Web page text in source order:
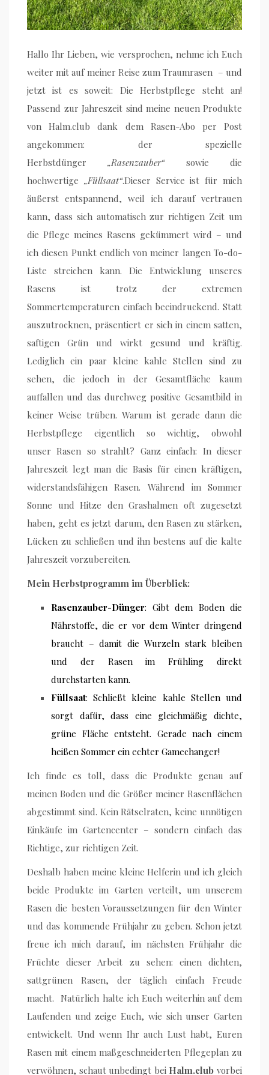
Hallo Ihr Lieben, wie versprochen, nehme ich Euch
weiter mit auf meiner Reise zum Traumrasen – und
jetzt ist es soweit: Die Herbstpflege steht an!
Passend zur Jahreszeit sind meine neuen Produkte
von Halm.club dank dem Rasen-Abo per Post
angekommen: der spezielle
Herbstdünger„Rasenzauber“sowie die
hochwertige „Füllsaat“.Dieser Service ist für mich
äußerst entspannend, weil ich darauf vertrauen
kann, dass sich automatisch zur richtigen Zeit um
die Pflege meines Rasens gekümmert wird – und
ich diesen Punkt endlich von meiner langen To-do-
Liste streichen kann. Die Entwicklung unseres
Rasens ist trotz der extremen
Sommertemperaturen einfach beeindruckend. Statt
auszutrocknen, präsentiert er sich in einem satten,
saftigen Grün und wirkt gesund und kräftig.
Lediglich ein paar kleine kahle Stellen sind zu
sehen, die jedoch in der Gesamtfläche kaum
auffallen und das durchweg positive Gesamtbild in
keiner Weise trüben. Warum ist gerade dann die
Herbstpflege eigentlich so wichtig, obwohl
unser Rasen so strahlt? Ganz einfach: In dieser
Jahreszeit legt man die Basis für einen kräftigen,
widerstandsfähigen Rasen. Während im Sommer
Sonne und Hitze den Grashalmen oft zugesetzt
haben, geht es jetzt darum, den Rasen zu stärken,
Lücken zu schließen und ihn bestens auf die kalte
Jahreszeit vorzubereiten.
Mein Herbstprogramm im Überblick:
Rasenzauber-Dünger: Gibt dem Boden die
Nährstoffe, die er vor dem Winter dringend
braucht – damit die Wurzeln stark bleiben
und der Rasen im Frühling direkt
durchstarten kann.
Füllsaat: Schließt kleine kahle Stellen und
sorgt dafür, dass eine gleichmäßig dichte,
grüne Fläche entsteht. Gerade nach einem
heißen Sommer ein echter Gamechanger!
Ich finde es toll, dass die Produkte genau auf
meinen Boden und die Größer meiner Rasenflächen
abgestimmt sind. Kein Rätselraten, keine unnötigen
Einkäufe im Gartencenter – sondern einfach das
Richtige, zur richtigen Zeit.
Deshalb haben meine kleine Helferin und ich gleich
beide Produkte im Garten verteilt, um unserem
Rasen die besten Voraussetzungen für den Winter
und das kommende Frühjahr zu geben. Schon jetzt
freue ich mich darauf, im nächsten Frühjahr die
Früchte dieser Arbeit zu sehen: einen dichten,
sattgrünen Rasen, der täglich einfach Freude
macht. Natürlich halte ich Euch weiterhin auf dem
Laufenden und zeige Euch, wie sich unser Garten
entwickelt. Und wenn Ihr auch Lust habt, Euren
Rasen mit einem maßgeschneiderten Pflegeplan zu
verwöhnen, schaut unbedingt bei Halm.club vorbei